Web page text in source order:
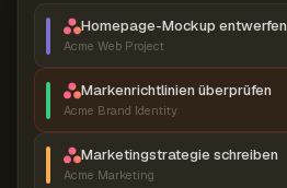
Homepage-Mockup entwerfen
Acme Web Project
Markenrichtlinien überprüfen
Acme Brand Identity
Marketingstrategie schreiben
Acme Marketing